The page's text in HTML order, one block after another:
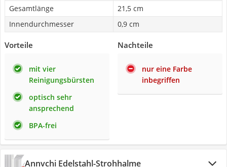
Gesamtlänge
21,5 cm
Innendurchmesser
0,9 cm
Vorteile
mit vier
Reinigungsbürsten
optisch sehr
ansprechend
BPA-frei
Nachteile
nur eine Farbe
inbegriffen
Annvchi Edelstahl-Strohhalme